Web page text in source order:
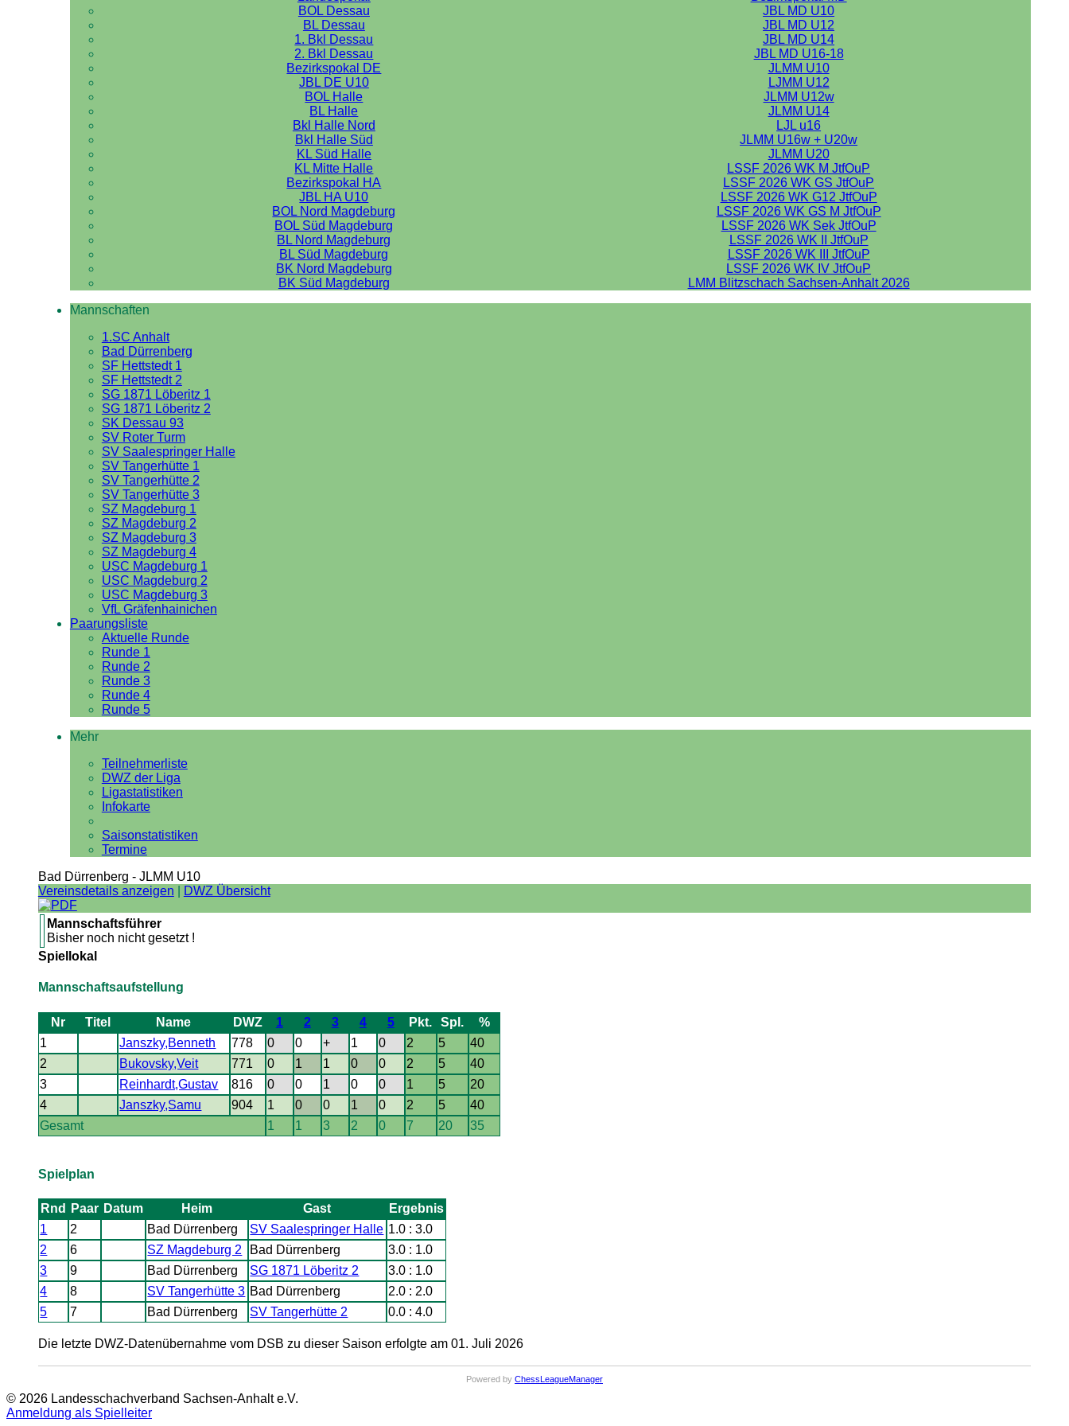
BOL Dessau
JBL MD U10
BL Dessau
JBL MD U12
1. Bkl Dessau
JBL MD U14
2. Bkl Dessau
JBL MD U16-18
Bezirkspokal DE
JLMM U10
JBL DE U10
LJMM U12
BOL Halle
JLMM U12w
BL Halle
JLMM U14
Bkl Halle Nord
LJL u16
Bkl Halle Süd
JLMM U16w + U20w
KL Süd Halle
JLMM U20
KL Mitte Halle
LSSF 2026 WK M JtfOuP
Bezirkspokal HA
LSSF 2026 WK GS JtfOuP
JBL HA U10
LSSF 2026 WK G12 JtfOuP
BOL Nord Magdeburg
LSSF 2026 WK GS M JtfOuP
BOL Süd Magdeburg
LSSF 2026 WK Sek JtfOuP
BL Nord Magdeburg
LSSF 2026 WK II JtfOuP
BL Süd Magdeburg
LSSF 2026 WK III JtfOuP
BK Nord Magdeburg
LSSF 2026 WK IV JtfOuP
BK Süd Magdeburg
LMM Blitzschach Sachsen-Anhalt 2026
Mannschaften
1.SC Anhalt
Bad Dürrenberg
SF Hettstedt 1
SF Hettstedt 2
SG 1871 Löberitz 1
SG 1871 Löberitz 2
SK Dessau 93
SV Roter Turm
SV Saalespringer Halle
SV Tangerhütte 1
SV Tangerhütte 2
SV Tangerhütte 3
SZ Magdeburg 1
SZ Magdeburg 2
SZ Magdeburg 3
SZ Magdeburg 4
USC Magdeburg 1
USC Magdeburg 2
USC Magdeburg 3
VfL Gräfenhainichen
Paarungsliste
Aktuelle Runde
Runde 1
Runde 2
Runde 3
Runde 4
Runde 5
Mehr
Teilnehmerliste
DWZ der Liga
Ligastatistiken
Infokarte
Saisonstatistiken
Termine
Bad Dürrenberg - JLMM U10
Vereinsdetails anzeigen
DWZ Übersicht
Mannschaftsführer
Bisher noch nicht gesetzt !
Spiellokal
Mannschaftsaufstellung
Nr Titel Name DWZ 1 2 3 4 5 Pkt. Spl.
%
1
Janszky,Benneth 778 0 0 + 1 0 2 5
40
2
Bukovsky,Veit 771 0 1 1 0 0 2 5
40
3
Reinhardt,Gustav 816 0 0 1 0 0 1 5
20
4
Janszky,Samu 904 1 0 0 1 0 2 5
40
Gesamt
1 1 3 2 0 7 20 35
Spielplan
Rnd Paar Datum Heim Gast
Ergebnis
1
2 Bad Dürrenberg SV Saalespringer Halle 1.0 : 3.0
2
6 SZ Magdeburg 2 Bad Dürrenberg
3.0 : 1.0
3
9 Bad Dürrenberg SG 1871 Löberitz 2
3.0 : 1.0
4
8 SV Tangerhütte 3 Bad Dürrenberg
2.0 : 2.0
5
7 Bad Dürrenberg SV Tangerhütte 2 0.0 : 4.0
Die letzte DWZ-Datenübernahme vom DSB zu dieser Saison erfolgte am 01. Juli 2026
Powered by ChessLeagueManager
© 2026 Landesschachverband Sachsen-Anhalt e.V.
Anmeldung als Spielleiter